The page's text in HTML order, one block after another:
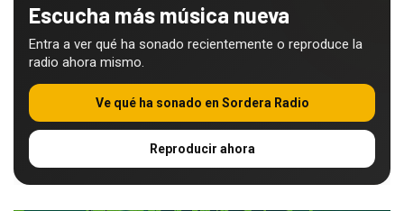
Escucha más música nueva
Entra a ver qué ha sonado recientemente o reproduce la
radio ahora mismo.
Ve qué ha sonado en Sordera Radio
Reproducir ahora